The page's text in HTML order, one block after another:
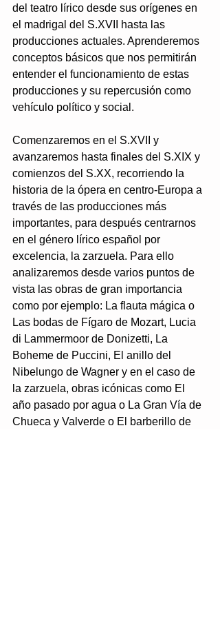
del teatro lírico desde sus orígenes en
el madrigal del S.XVII hasta las
producciones actuales. Aprenderemos
conceptos básicos que nos permitirán
entender el funcionamiento de estas
producciones y su repercusión como
vehículo político y social.
Comenzaremos en el S.XVII y
avanzaremos hasta finales del S.XIX y
comienzos del S.XX, recorriendo la
historia de la ópera en centro-Europa a
través de las producciones más
importantes, para después centrarnos
en el género lírico español por
excelencia, la zarzuela. Para ello
analizaremos desde varios puntos de
vista las obras de gran importancia
como por ejemplo: La flauta mágica o
Las bodas de Fígaro de Mozart, Lucia
di Lammermoor de Donizetti, La
Boheme de Puccini, El anillo del
Nibelungo de Wagner y en el caso de
la zarzuela, obras icónicas como El
año pasado por agua o La Gran Vía de
Chueca y Valverde o El barberillo de